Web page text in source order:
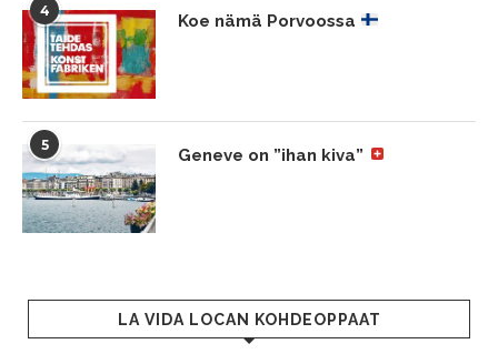
4
Koe nämä Porvoossa
5
Geneve on ”ihan kiva”
LA VIDA LOCAN KOHDEOPPAAT